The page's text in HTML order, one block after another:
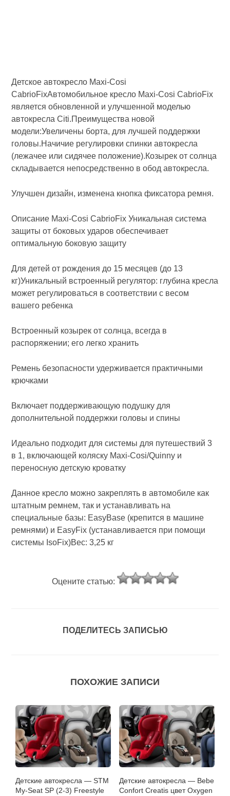
Детское автокресло Maxi-Cosi
CabrioFixАвтомобильное кресло Maxi-Cosi CabrioFix
является обновленной и улучшенной моделью
автокресла Citi.Преимущества новой
модели:Увеличены борта, для лучшей поддержки
головы.Начичие регулировки спинки автокресла
(лежачее или сидячее положение).Козырек от солнца
складывается непосредственно в обод автокресла.
Улучшен дизайн, изменена кнопка фиксатора ремня.
Описание Maxi-Cosi CabrioFix Уникальная система
защиты от боковых ударов обеспечивает
оптимальную боковую защиту
Для детей от рождения до 15 месяцев (до 13
кг)Уникальный встроенный регулятор: глубина кресла
может регулироваться в соответствии с весом
вашего ребенка
Встроенный козырек от солнца, всегда в
распоряжении; его легко хранить
Ремень безопасности удерживается практичными
крючками
Включает поддерживающую подушку для
дополнительной поддержки головы и спины
Идеально подходит для системы для путешествий 3
в 1, включающей коляску Maxi-Cosi/Quinny и
переносную детскую кроватку
Данное кресло можно закреплять в автомобиле как
штатным ремнем, так и устанавливать на
специальные базы: EasyBase (крепится в машине
ремнями) и EasyFix (устанавливается при помощи
системы IsoFix)Вес: 3,25 кг
Оцените статью:
ПОДЕЛИТЕСЬ ЗАПИСЬЮ
ПОХОЖИЕ ЗАПИСИ
Детские автокресла — STM
My-Seat SP (2-3) Freestyle
Детские автокресла — Bebe
Confort Creatis цвет Oxygen